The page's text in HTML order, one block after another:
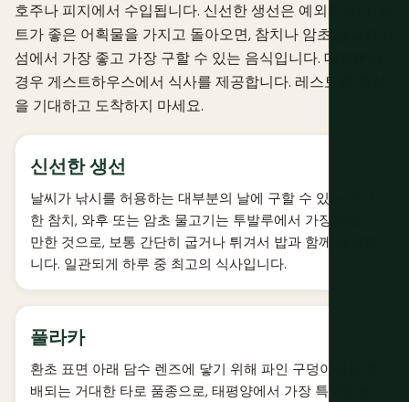
호주나 피지에서 수입됩니다. 신선한 생선은 예외입니다. 보
트가 좋은 어획물을 가지고 돌아오면, 참치나 암초 물고기가
섬에서 가장 좋고 가장 구할 수 있는 음식입니다. 대부분의
경우 게스트하우스에서 식사를 제공합니다. 레스토랑 옵션
을 기대하고 도착하지 마세요.
신선한 생선
날씨가 낚시를 허용하는 대부분의 날에 구할 수 있는 신선
한 참치, 와후 또는 암초 물고기는 투발루에서 가장 먹을
만한 것으로, 보통 간단히 굽거나 튀겨서 밥과 함께 제공됩
니다. 일관되게 하루 중 최고의 식사입니다.
풀라카
환초 표면 아래 담수 렌즈에 닿기 위해 파인 구덩이에서 재
배되는 거대한 타로 품종으로, 태평양에서 가장 특별한 농